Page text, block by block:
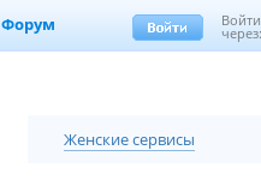
Форум Войти
Женские сервисы